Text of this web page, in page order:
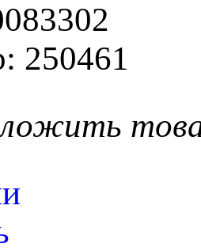
250461